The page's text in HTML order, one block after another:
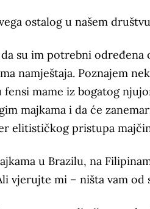
ostalog u našem
su im potrebni
namještaja. Poznajem
mame iz bogatog
majkama i da će
elitističkog pristupa
u Brazilu, na
vjerujte mi – ništa vam od